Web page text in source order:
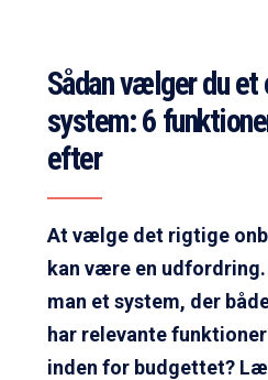
Sådan vælger du et
system: 6
efter
At vælge det rigtige
kan være en
man et system, der
har relevante
inden for budgettet?